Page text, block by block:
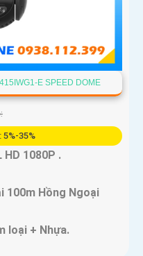
E SPEED DOME
5%-35%
HD 1080P .
100m Hồng Ngoại
loại + Nhựa.